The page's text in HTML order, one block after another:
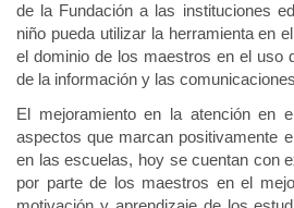
de la Fundación a las instituciones
niño pueda utilizar la herramienta en
el dominio de los maestros en el uso
de la información y las
El mejoramiento en la atención en
aspectos que marcan positivamente
en las escuelas, hoy se cuentan con
por parte de los maestros en el